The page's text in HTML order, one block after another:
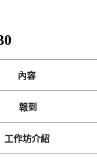
內容
報到
工作坊介紹